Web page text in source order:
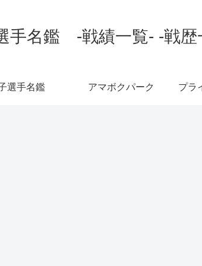
手名鑑 -戦績一覧- -戦歴
選手名鑑 アマボクパーク プラ